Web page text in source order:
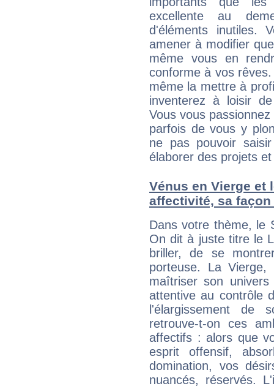
excellente au
d'éléments inutiles.
amener à modifier
même vous en
conforme à vos
même la mettre à
inventerez à loisir
Vous vous
parfois de vous y
ne pas pouvoir
élaborer des projets
Vénus en Vierge et
affectivité, sa
Dans votre thème, le
On dit à juste titre le
briller, de se
porteuse. La
maîtriser son
attentive au contrôle
l'élargissement de
retrouve-t-on ces
affectifs : alors que
esprit offensif,
domination, vos
nuancés, réservés.